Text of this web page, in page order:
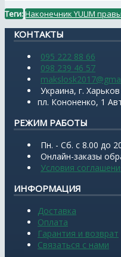
Теги:Наконечник YULIM
КОНТАКТЫ
095 222 88 66
098 239 46 57
Украина, г. Харьков
пл. Кононенко, 1
РЕЖИМ РАБОТЫ
Пн. - Сб. с 8.00 до
Онлайн-заказы
Условия
ИНФОРМАЦИЯ
Доставка
Оплата
Гарантия и возврат
Связаться с нами